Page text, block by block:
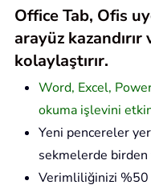
Office Tab, Ofis
arayüz
kolaylaştırır.
Word, Excel,
okuma işlevini
Yeni pencereler
sekmelerde birden
Verimliliğinizi %50